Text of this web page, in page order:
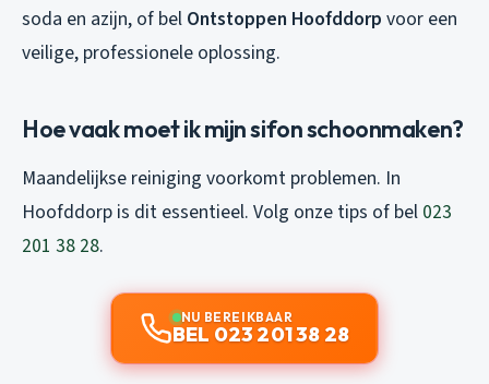
soda en azijn, of bel Ontstoppen Hoofddorp voor een
veilige, professionele oplossing.
Hoe vaak moet ik mijn sifon schoonmaken?
Maandelijkse reiniging voorkomt problemen. In
Hoofddorp is dit essentieel. Volg onze tips of bel 023
201 38 28.
NU BEREIKBAAR
BEL 023 201 38 28